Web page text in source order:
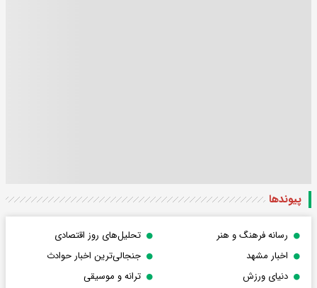
پیوندها
رسانه فرهنگ و هنر
تحلیل‌های روز اقتصادی
اخبار مشهد
جنجالی‌ترین اخبار حوادث
دنیای ورزش
ترانه و موسیقی